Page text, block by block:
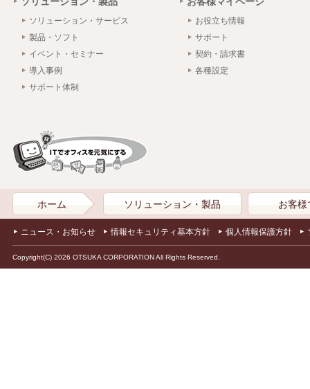
ソリューション・サービス
製品・ソフト
イベント・セミナー
導入事例
サポート体制
お役立ち情報
サポート
契約・請求書
各種設定
ホーム ソリューション・製品 お客様
ニュース・お知らせ 情報セキュリティ基本方針 個人情報保護方針
Copyright(C) 2026 OTSUKA CORPORATION All Rights Reserved.